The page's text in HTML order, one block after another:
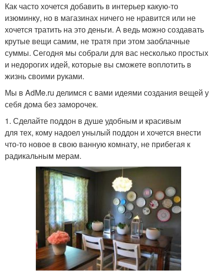
Как часто хочется добавить в интерьер какую-то
изюминку, но в магазинах ничего не нравится или не
хочется тратить на это деньги. А ведь можно создавать
крутые вещи самим, не тратя при этом заоблачные
суммы. Сегодня мы собрали для вас несколько простых
и недорогих идей, которые вы сможете воплотить в
жизнь своими руками.
Мы в AdMe.ru делимся с вами идеями создания вещей у
себя дома без заморочек.
1. Сделайте поддон в душе удобным и красивым
для тех, кому надоел унылый поддон и хочется внести
что-то новое в свою ванную комнату, не прибегая к
радикальным мерам.